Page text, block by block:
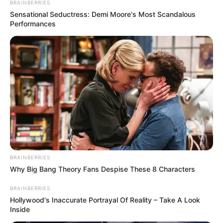
BRAINBERRIES
Sensational Seductress: Demi Moore's Most Scandalous
Performances
BRAINBERRIES
Why Big Bang Theory Fans Despise These 8 Characters
BRAINBERRIES
Hollywood's Inaccurate Portrayal Of Reality – Take A Look
Inside